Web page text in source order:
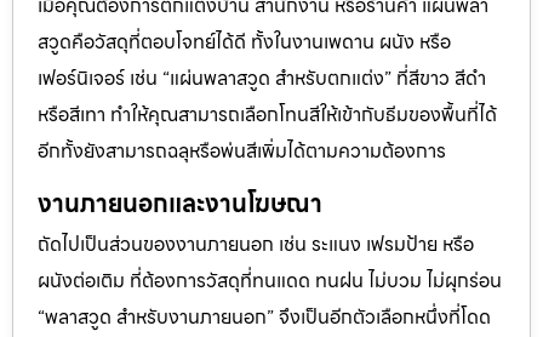
สวูดคือวัสดุที่ตอบโจทย์ได้ดี ทั้งในงานเพดาน ผนัง หรือ
เฟอร์นิเจอร์ เช่น “แผ่นพลาสวูด สำหรับตกแต่ง” ที่สีขาว สีดำ
หรือสีเทา ทำให้คุณสามารถเลือกโทนสีให้เข้ากับธีมของพื้นที่ได้
อีกทั้งยังสามารถฉลุหรือพ่นสีเพิ่มได้ตามความต้องการ
งานภายนอกและงานโฆษณา
ถัดไปเป็นส่วนของงานภายนอก เช่น ระแนง เฟรมป้าย หรือ
ผนังต่อเติม ที่ต้องการวัสดุที่ทนแดด ทนฝน ไม่บวม ไม่ผุกร่อน
“พลาสวูด สำหรับงานภายนอก” จึงเป็นอีกตัวเลือกหนึ่งที่โดด